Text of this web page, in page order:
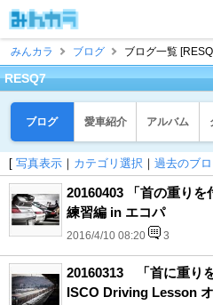
みんカラ
ブログ ブログ一覧
RESQ7
ブログ 愛車紹介 アルバム
[ 写真表示 ｜ カテゴリ選択 ｜ 過去のブ
20160403 「首の重り
練習編 in エコパ
2016/4/10 08:20 3
20160313 「首に重り
ISCO Driving Lesson